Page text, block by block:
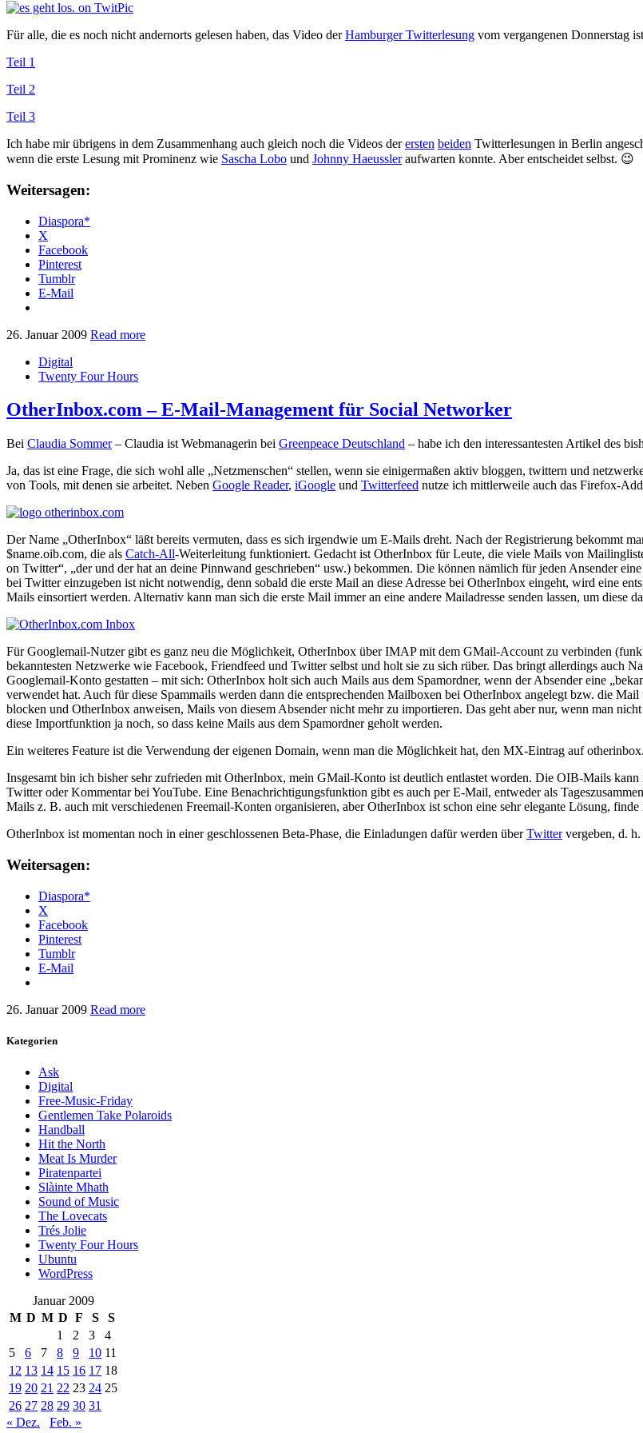
Für alle, die es noch nicht andernorts gelesen haben, das Video derHamburger Twitterlesung vom vergangenen Donnerstag
Teil 1
Teil 2
Teil 3
Ich habe mir übrigens in dem Zusammenhang auch gleich noch die Videos derersten beiden Twitterlesungen in Berlin
wenn die erste Lesung mit Prominenz wie Sascha Lobo und Johnny Haeussleraufwarten konnte. Aber entscheidet selbst. 😉
Weitersagen:
Diaspora*
X
Facebook
Pinterest
Tumblr
E-Mail
26. Januar 2009 Read more
Digital
Twenty Four Hours
OtherInbox.com – E-Mail-Management für Social Networker
Bei Claudia Sommer– Claudia ist Webmanagerin bei Greenpeace Deutschland – habe ich den interessantesten Artikel des
Ja, das ist eine Frage, die sich wohl alle „Netzmenschen“ stellen, wenn sie einigermaßen aktiv bloggen, twittern und
von Tools, mit denen sie arbeitet. Neben Google Reader, iGoogle und Twitterfeed nutze ich mittlerweile auch das Firefox-
Der Name „OtherInbox“ läßt bereits vermuten, dass es sich irgendwie um E-Mails dreht. Nach der Registrierung bekommt
$name.oib.com, die als Catch-All-Weiterleitung funktioniert. Gedacht ist OtherInbox für Leute, die viele Mails von
on Twitter“, „der und der hat an deine Pinnwand geschrieben“ usw.) bekommen. Die können nämlich für jeden Ansender
bei Twitter einzugeben ist nicht notwendig, denn sobald die erste Mail an diese Adresse bei OtherInbox eingeht, wird eine
Mails einsortiert werden. Alternativ kann man sich die erste Mail immer an eine andere Mailadresse senden lassen, um diese
Für Googlemail-Nutzer gibt es ganz neu die Möglichkeit, OtherInbox über IMAP mit dem GMail-Account zu verbinden
bekanntesten Netzwerke wie Facebook, Friendfeed und Twitter selbst und holt sie zu sich rüber. Das bringt allerdings auch
Googlemail-Konto gestatten – mit sich: OtherInbox holt sich auch Mails aus dem Spamordner, wenn der Absender eine
verwendet hat. Auch für diese Spammails werden dann die entsprechenden Mailboxen bei OtherInbox angelegt bzw. die
blocken und OtherInbox anweisen, Mails von diesem Absender nicht mehr zu importieren. Das geht aber nur, wenn man
diese Importfunktion ja noch, so dass keine Mails aus dem Spamordner geholt werden.
Ein weiteres Feature ist die Verwendung der eigenen Domain, wenn man die Möglichkeit hat, den MX-Eintrag auf
Insgesamt bin ich bisher sehr zufrieden mit OtherInbox, mein GMail-Konto ist deutlich entlastet worden. Die OIB-Mails kann
Twitter oder Kommentar bei YouTube. Eine Benachrichtigungsfunktion gibt es auch per E-Mail, entweder als
Mails z. B. auch mit verschiedenen Freemail-Konten organisieren, aber OtherInbox ist schon eine sehr elegante Lösung, finde
OtherInbox ist momentan noch in einer geschlossenen Beta-Phase, die Einladungen dafür werden überTwittervergeben, d.
Weitersagen:
Diaspora*
X
Facebook
Pinterest
Tumblr
E-Mail
26. Januar 2009 Read more
Kategorien
Ask
Digital
Free-Music-Friday
Gentlemen Take Polaroids
Handball
Hit the North
Meat Is Murder
Piratenpartei
Slàinte Mhath
Sound of Music
The Lovecats
Trés Jolie
Twenty Four Hours
Ubuntu
WordPress
Januar 2009
M D M D F S
S
1
2 3
4
5
6 7 8 9 10 11
12 13 14 15 16 17 18
19 20 21 22 23 24 25
26 27 28 29 30 31
« Dez.
Feb. »